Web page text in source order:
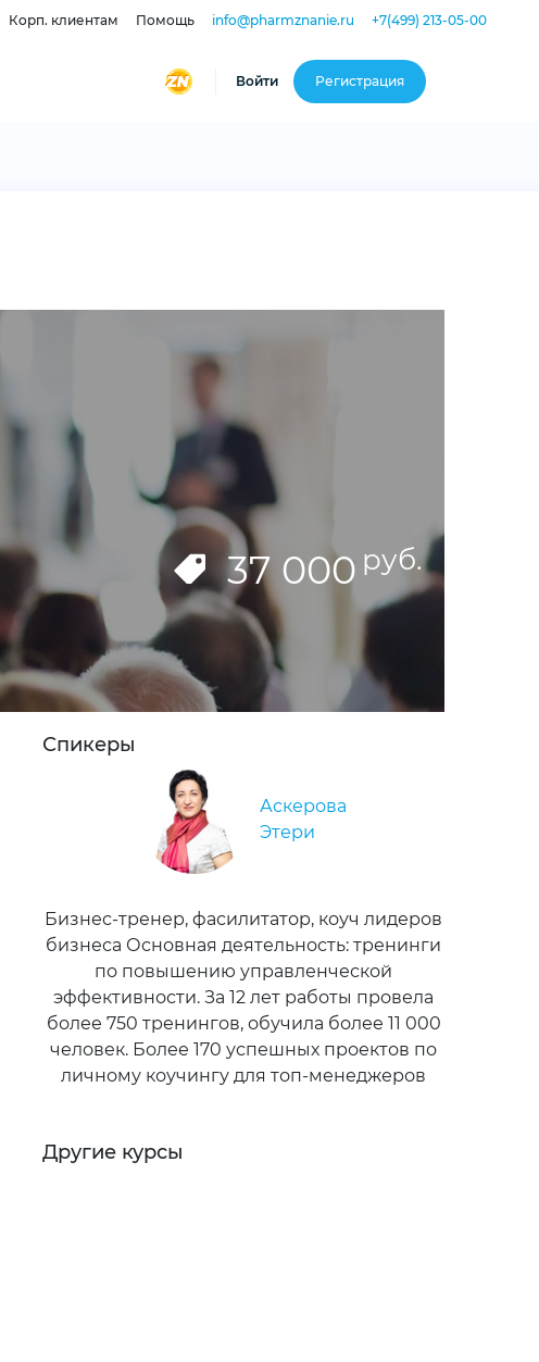
Корп. клиентам Помощь info@pharmznanie.ru +7(499) 213-05-00
Войти Регистрация
37 000 руб.
Спикеры
Аскерова
Этери
Бизнес-тренер, фасилитатор, коуч лидеров
бизнеса Основная деятельность: тренинги
по повышению управленческой
эффективности. За 12 лет работы провела
более 750 тренингов, обучила более 11 000
человек. Более 170 успешных проектов по
личному коучингу для топ-менеджеров
Другие курсы